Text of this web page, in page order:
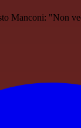
Manconi: "Non